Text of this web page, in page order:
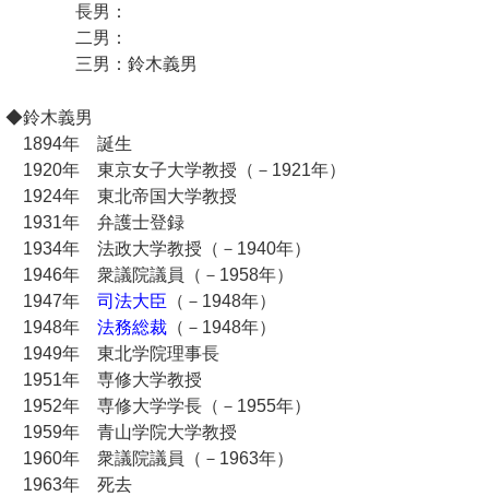
長男：
二男：
三男：鈴木義男
◆鈴木義男
1894年 誕生
1920年 東京女子大学教授（－1921年）
1924年 東北帝国大学教授
1931年 弁護士登録
1934年 法政大学教授（－1940年）
1946年 衆議院議員（－1958年）
1947年 司法大臣 （－1948年）
1948年 法務総裁（－1948年）
1949年 東北学院理事長
1951年 専修大学教授
1952年 専修大学学長（－1955年）
1959年 青山学院大学教授
1960年 衆議院議員（－1963年）
1963年 死去